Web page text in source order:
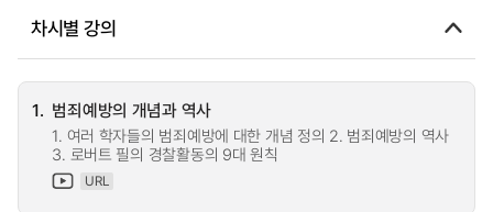
차시별 강의
1. 범죄예방의 개념과 역사
1. 여러 학자들의 범죄예방에 대한 개념 정의 2. 범죄예방의 역사
3. 로버트 필의 경찰활동의 9대 원칙
URL